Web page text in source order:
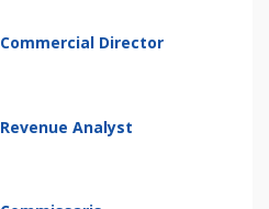
Commercial Director
Revenue Analyst